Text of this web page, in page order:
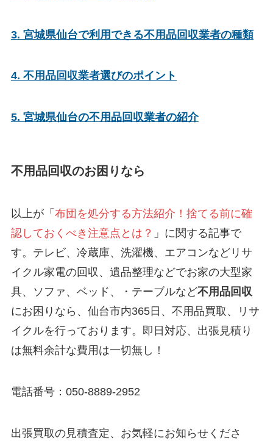
3. 宮城県仙台で利用できる不用品回収業者の種類
4. 不用品回収業者選びのポイント
5. 宮城県仙台の不用品回収業者の紹介
不用品回収のお困りなら
以上が「 布団を処分する方法紹介！捨てる前に確
認しておくべき注意点とは？ 」に関する記事で
す。テレビ、冷蔵庫、洗濯機、エアコンなどリサ
イクル家電の回収、遺品整理などでお家の大型家
具、ソファ、ベッド、・テーブルなど不用品回収
にお困りなら、仙台市内365日、不用品買取、リサ
イクルを行っております。即日対応、出張見積り
は無料余計な費用は一切無し！
電話番号：050-8889-2952
出張買取の見積査定、お気軽にお知らせくださ